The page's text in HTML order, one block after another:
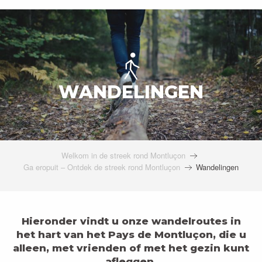
WANDELINGEN
Welkom in de streek rond Montluçon
Ga eropuit – Ontdek de streek rond Montluçon
Wandelingen
Hieronder vindt u onze wandelroutes in
het hart van het Pays de Montluçon, die u
alleen, met vrienden of met het gezin kunt